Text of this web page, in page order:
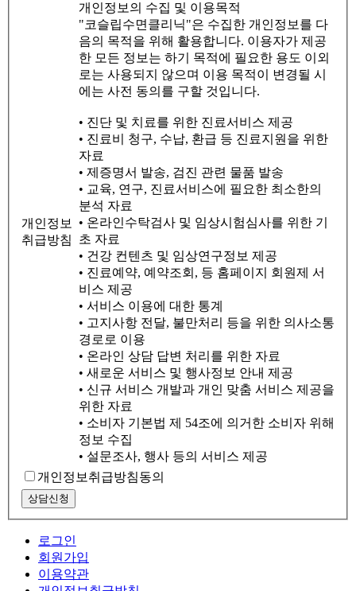
개인정보
취급방침
개인정보의 수집 및 이용목적
"코슬립수면클리닉"은 수집한 개인정보를 다
음의 목적을 위해 활용합니다. 이용자가 제공
한 모든 정보는 하기 목적에 필요한 용도 이외
로는 사용되지 않으며 이용 목적이 변경될 시
에는 사전 동의를 구할 것입니다.
• 진단 및 치료를 위한 진료서비스 제공
• 진료비 청구, 수납, 환급 등 진료지원을 위한
자료
• 제증명서 발송, 검진 관련 물품 발송
• 교육, 연구, 진료서비스에 필요한 최소한의
분석 자료
• 온라인수탁검사 및 임상시험심사를 위한 기
초 자료
• 건강 컨텐츠 및 임상연구정보 제공
• 진료예약, 예약조회, 등 홈페이지 회원제 서
비스 제공
• 서비스 이용에 대한 통계
• 고지사항 전달, 불만처리 등을 위한 의사소통
경로로 이용
• 온라인 상담 답변 처리를 위한 자료
• 새로운 서비스 및 행사정보 안내 제공
• 신규 서비스 개발과 개인 맞춤 서비스 제공을
위한 자료
• 소비자 기본법 제 54조에 의거한 소비자 위해
정보 수집
• 설문조사, 행사 등의 서비스 제공
개인정보취급방침동의
상담신청
로그인
회원가입
이용약관